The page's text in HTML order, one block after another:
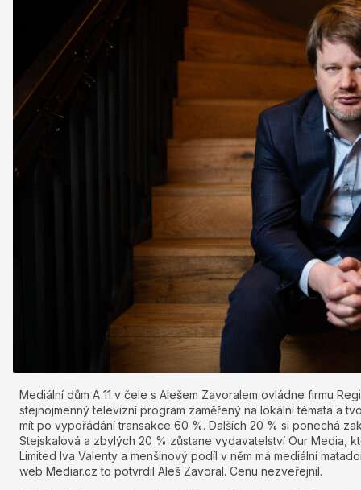
BUSINESS
VOLNÝ ČAS
NEWSLETTER
KONTAKTY
Mediální dům A 11 v čele s Alešem Zavoralem ovládne firmu
stejnojmenný televizní program zaměřený na lokální témata a
mít po vypořádání transakce 60 %. Dalších 20 % si ponechá
Stejskalová a zbylých 20 % zůstane vydavatelství Our Media,
Limited Iva Valenty a menšinový podíl v něm má mediální
web Mediar.cz to potvrdil Aleš Zavoral. Cenu nezveřejnil.